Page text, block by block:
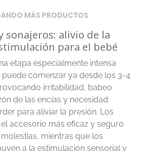
MÁS PRODUCTOS
sonajeros: alivio de la
para el bebé
etapa especialmente intensa
comenzar ya desde los 3-4
irritabilidad, babeo
de las encías y necesidad
para aliviar la presión. Los
accesorio más eficaz y seguro
mientras que los
a la estimulación sensorial y